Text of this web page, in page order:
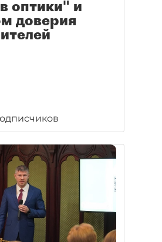
оптики" и
доверия